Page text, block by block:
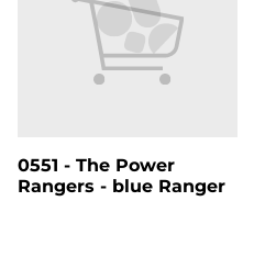
0551 - The Power
Rangers - blue Ranger